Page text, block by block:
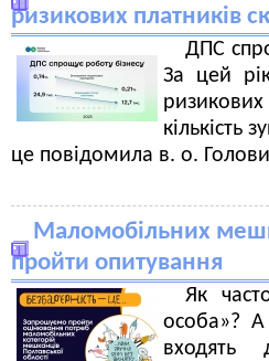
ризикових платників
ДПС
За цей
кількість
це повідомила в. о.
Маломобільних
пройти опитування
Як
особа»? А
входять